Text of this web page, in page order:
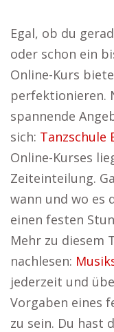
Egal, ob du
oder schon ein
Online-Kurs
perfektionieren.
spannende
sich: Tanzschule
Online-Kurses
Zeiteinteilung.
wann und wo es
einen festen
Mehr zu diesem
nachlesen:
jederzeit und
Vorgaben eines
zu sein. Du hast